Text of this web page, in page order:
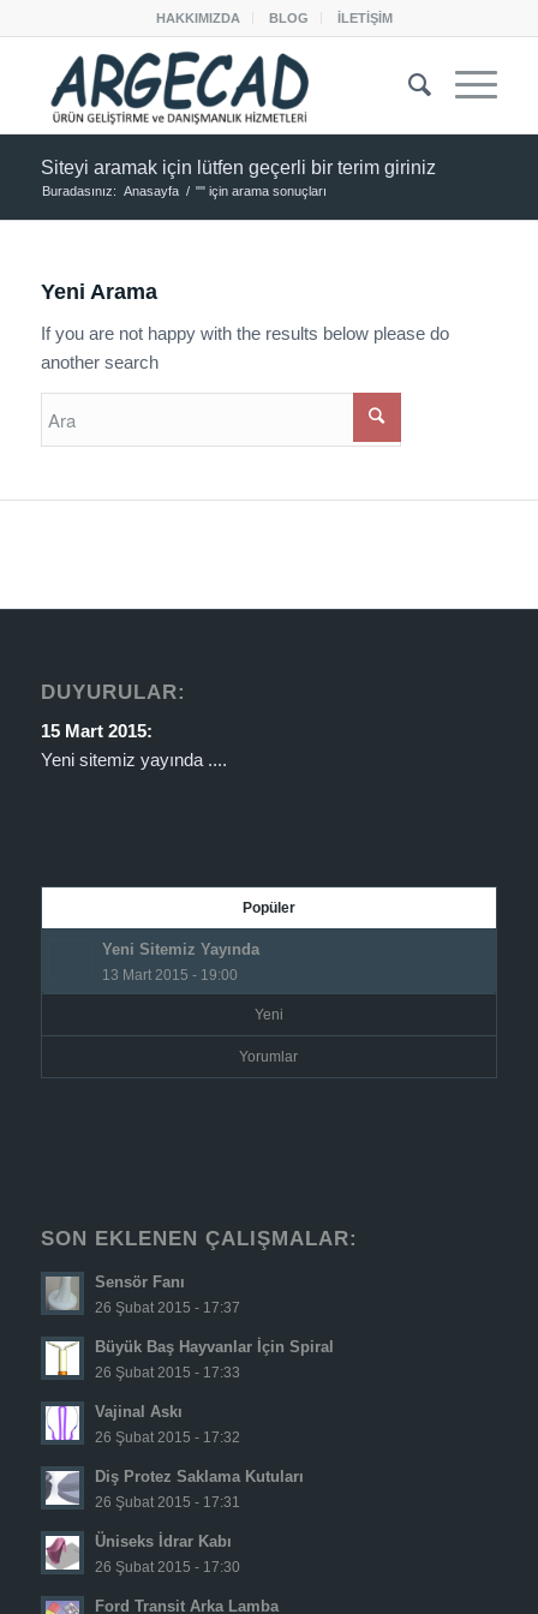
HAKKIMIZDA BLOG İLETİŞİM
Siteyi aramak için lütfen geçerli bir terim giriniz
Buradasınız: Anasayfa / "" için arama sonuçları
Yeni Arama
If you are not happy with the results below please do
another search
DUYURULAR:
15 Mart 2015:
Yeni sitemiz yayında ....
Popüler
Yeni Sitemiz Yayında
13 Mart 2015 - 19:00
Yeni
Yorumlar
SON EKLENEN ÇALIŞMALAR:
Sensör Fanı
26 Şubat 2015 - 17:37
Büyük Baş Hayvanlar İçin Spiral
26 Şubat 2015 - 17:33
Vajinal Askı
26 Şubat 2015 - 17:32
Diş Protez Saklama Kutuları
26 Şubat 2015 - 17:31
Üniseks İdrar Kabı
26 Şubat 2015 - 17:30
Ford Transit Arka Lamba